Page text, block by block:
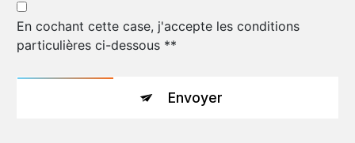
En cochant cette case, j'accepte les conditions
particulières ci-dessous **
Envoyer